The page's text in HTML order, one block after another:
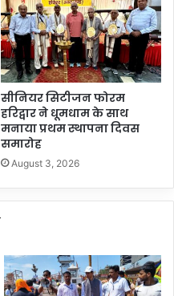
सीनियर सिटीजन फोरम
हरिद्वार ने धूमधाम के साथ
मनाया प्रथम स्थापना दिवस
समारोह
August 3, 2026